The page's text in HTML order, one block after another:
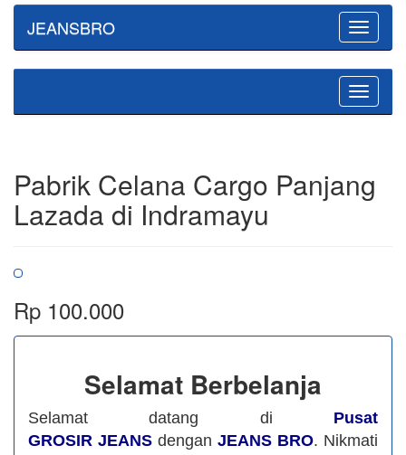
Toggle
JEANSBRO
Toggle
Pabrik Celana Cargo Panjang
Lazada di Indramayu
Rp 100.000
Selamat Berbelanja
Selamat datang di Pusat
GROSIR JEANS dengan JEANS BRO. Nikmati